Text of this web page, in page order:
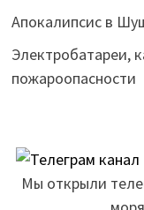
Апокалипсис в
Электробатареи,
пожароопасности
Мы открыли